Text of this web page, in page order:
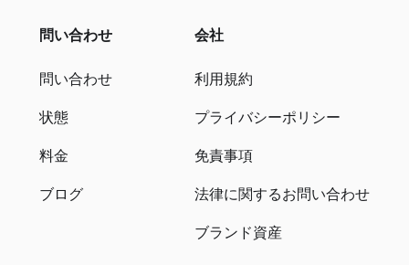
問い合わせ
問い合わせ
状態
料金
ブログ
会社
利用規約
プライバシーポリシー
免責事項
法律に関するお問い合わせ
ブランド資産